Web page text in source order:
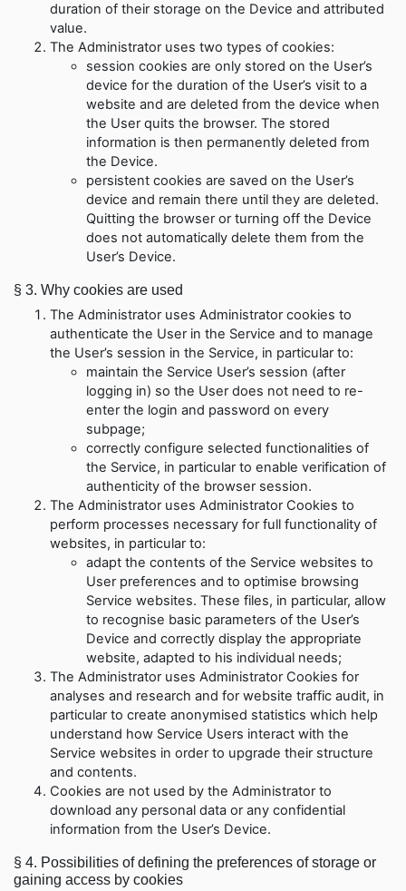
duration of their storage on the Device and attributed
value.
The Administrator uses two types of cookies:
session cookies are only stored on the User’s
device for the duration of the User’s visit to a
website and are deleted from the device when
the User quits the browser. The stored
information is then permanently deleted from
the Device.
persistent cookies are saved on the User’s
device and remain there until they are deleted.
Quitting the browser or turning off the Device
does not automatically delete them from the
User’s Device.
§ 3. Why cookies are used
The Administrator uses Administrator cookies to
authenticate the User in the Service and to manage
the User’s session in the Service, in particular to:
maintain the Service User’s session (after
logging in) so the User does not need to re-
enter the login and password on every
subpage;
correctly configure selected functionalities of
the Service, in particular to enable verification of
authenticity of the browser session.
The Administrator uses Administrator Cookies to
perform processes necessary for full functionality of
websites, in particular to:
adapt the contents of the Service websites to
User preferences and to optimise browsing
Service websites. These files, in particular, allow
to recognise basic parameters of the User’s
Device and correctly display the appropriate
website, adapted to his individual needs;
The Administrator uses Administrator Cookies for
analyses and research and for website traffic audit, in
particular to create anonymised statistics which help
understand how Service Users interact with the
Service websites in order to upgrade their structure
and contents.
Cookies are not used by the Administrator to
download any personal data or any confidential
information from the User’s Device.
§ 4. Possibilities of defining the preferences of storage or
gaining access by cookies